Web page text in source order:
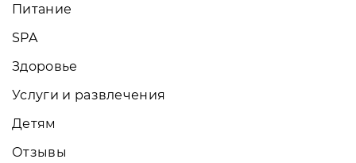
Питание
SPA
Здоровье
Услуги и развлечения
Детям
Отзывы